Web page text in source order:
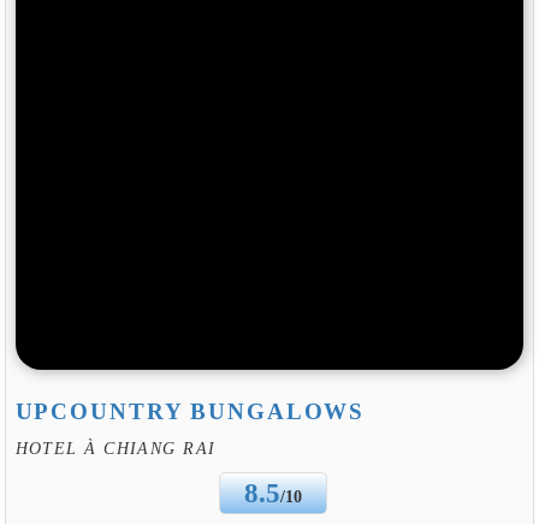
UPCOUNTRY BUNGALOWS
HOTEL À CHIANG RAI
8.5/10